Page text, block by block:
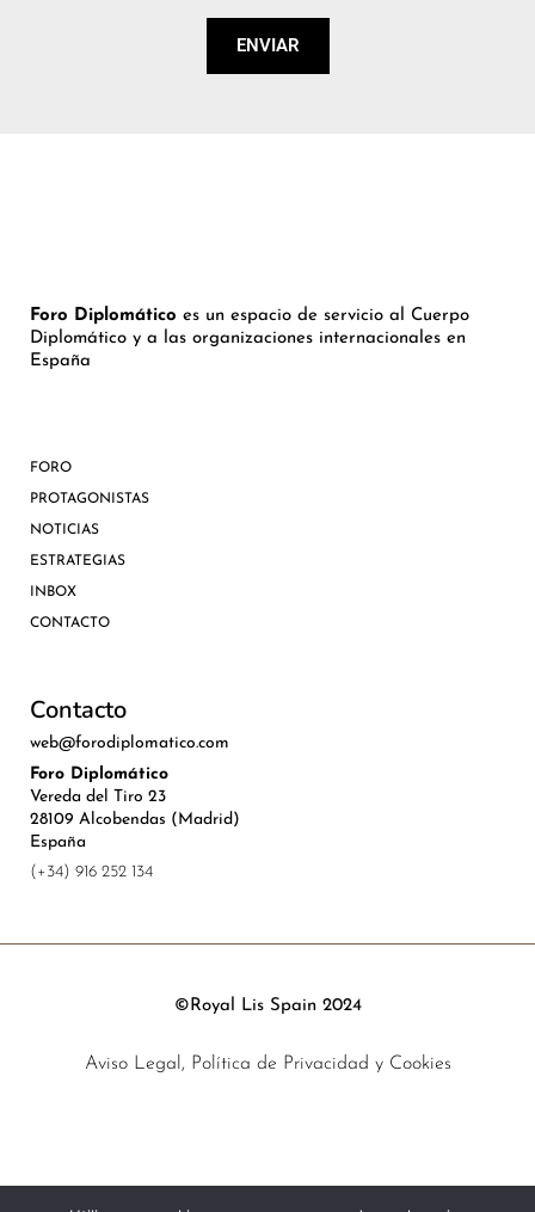
ENVIAR
Foro Diplomático es un espacio de servicio al Cuerpo
Diplomático y a las organizaciones internacionales en
España
FORO
PROTAGONISTAS
NOTICIAS
ESTRATEGIAS
INBOX
CONTACTO
Contacto
web@forodiplomatico.com
Foro Diplomático
Vereda del Tiro 23
28109 Alcobendas (Madrid)
España
(+34) 916 252 134
©Royal Lis Spain 2024
Aviso Legal, Política de Privacidad y Cookies